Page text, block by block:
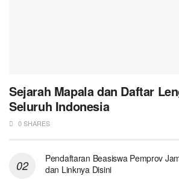
Sejarah Mapala dan Daftar
Seluruh Indonesia
0 SHARES
Pendaftaran Beasiswa Pemprov
dan Linknya Disini